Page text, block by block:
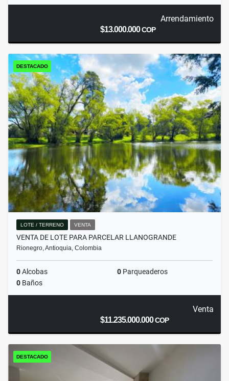
Arrendamiento
$13.000.000COP
DESTACADO
LOTE / TERRENO VENTA
VENTA DE LOTE PARA PARCELAR LLANOGRANDE
Rionegro, Antioquia, Colombia
0Alcobas 0 Parqueaderos
0 Baños
Venta
$11.235.000.000COP
DESTACADO